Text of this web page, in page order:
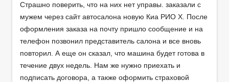
Страшно поверить, что на них нет управы. заказали с
мужем через сайт автосалона новую Киа РИО Х. После
оформления заказа на почту пришло сообщение и на
телефон позвонил представитель салона и все вновь
повторил. А еще он сказал, что машина будет готова в
течение двух недель. Нам же нужно приехать и
подписать договора, а также оформить страховой